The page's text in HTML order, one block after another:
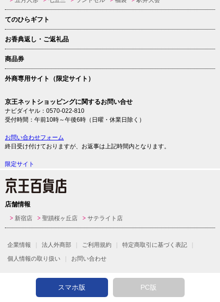
てのひらギフト
お香典返し・ご返礼品
商品券
外商専用サイト（限定サイト）
京王ネットショッピングに関するお問い合せ
ナビダイヤル：0570-022-810
受付時間：午前10時～午後6時（日曜・休業日除く）
お問い合わせフォーム
終日受け付けておりますが、お返事は上記時間内となります。
限定サイト
店舗情報
新宿店 聖蹟桜ヶ丘店 サテライト店
企業情報 法人外商部 ご利用規約
特定商取引に基づく表記
個人情報の取り扱い
お問い合わせ
スマホ版 PC版